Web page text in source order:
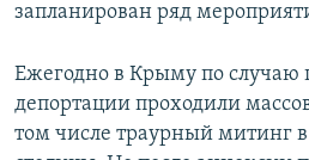
запланирован ряд
Ежегодно в Крыму по
депортации проходили
том числе траурный митинг